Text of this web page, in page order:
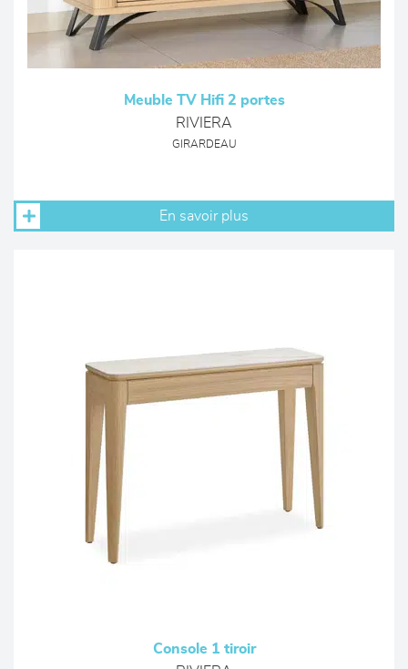
Meuble TV Hifi 2 portes
RIVIERA
GIRARDEAU
En savoir plus
Console 1 tiroir